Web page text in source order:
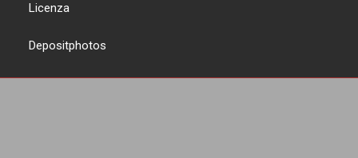
Licenza
Depositphotos